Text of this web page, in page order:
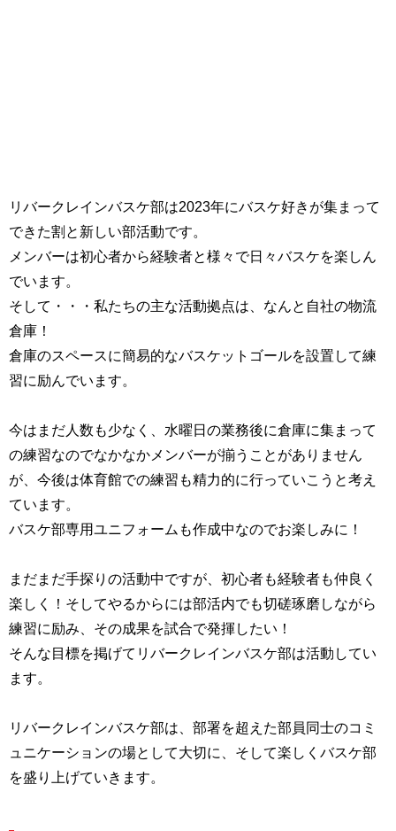
リバークレインバスケ部は2023年にバスケ好きが集まって
できた割と新しい部活動です。
メンバーは初心者から経験者と様々で日々バスケを楽しん
でいます。
そして・・・私たちの主な活動拠点は、なんと自社の物流
倉庫！
倉庫のスペースに簡易的なバスケットゴールを設置して練
習に励んでいます。
今はまだ人数も少なく、水曜日の業務後に倉庫に集まって
の練習なのでなかなかメンバーが揃うことがありません
が、今後は体育館での練習も精力的に行っていこうと考え
ています。
バスケ部専用ユニフォームも作成中なのでお楽しみに！
まだまだ手探りの活動中ですが、初心者も経験者も仲良く
楽しく！そしてやるからには部活内でも切磋琢磨しながら
練習に励み、その成果を試合で発揮したい！
そんな目標を掲げてリバークレインバスケ部は活動してい
ます。
リバークレインバスケ部は、部署を超えた部員同士のコミ
ュニケーションの場として大切に、そして楽しくバスケ部
を盛り上げていきます。